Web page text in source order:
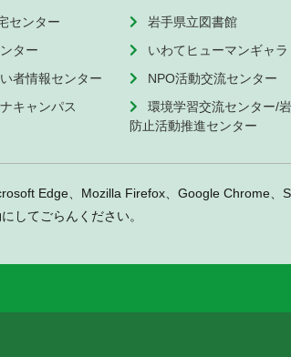
センター
ター
者情報センター
キャンパス
岩手県立図書館
いわてヒューマンギャラ
NPO活動交流センター
環境学習交流センター/
防止活動推進センター
Edge、Mozilla Firefox、Google Chrome、
してごらんください。